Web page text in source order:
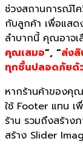
ช่วงสถานการณ์โ
กับลูกค้า เพื่อแสด
ลำบากนี้ คุณอาจเ
คุณเสมอ”, “ส่งสิ
ทุกชิ้นปลอดภัยด้
หากร้านค้าของคุ
ใช้ Footer แทน เ
ร้าน รวมถึงสร้าง
สร้าง Slider